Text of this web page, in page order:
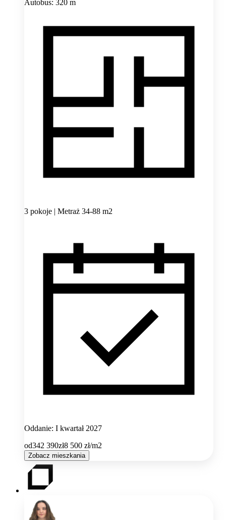
Autobus: 320 m
3 pokoje | Metraż 34-88 m2
Oddanie: I kwartał 2027
od342 390zł8 500 zł/m2
Zobacz mieszkania